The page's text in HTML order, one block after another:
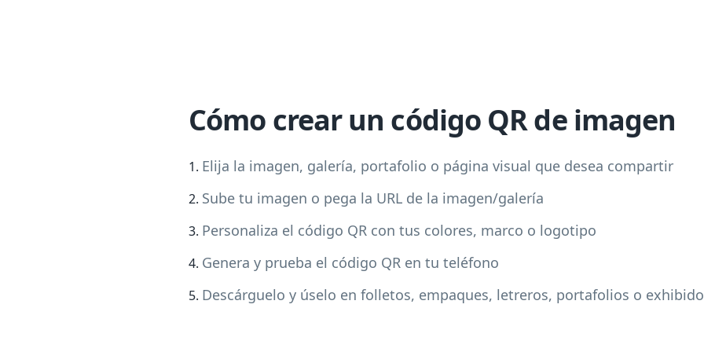
Cómo crear un código QR de imagen
Elija la imagen, galería, portafolio o página visual que desea compartir
Sube tu imagen o pega la URL de la imagen/galería
Personaliza el código QR con tus colores, marco o logotipo
Genera y prueba el código QR en tu teléfono
Descárguelo y úselo en folletos, empaques, letreros, portafolios o